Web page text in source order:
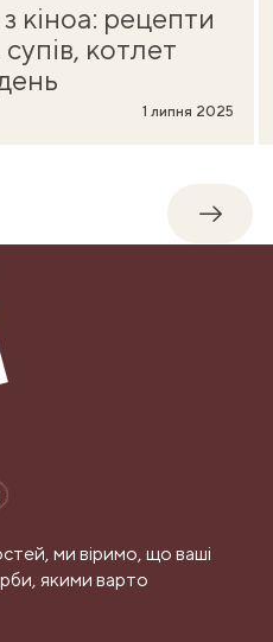
кіноа: рецепти
котлет
1 липня 2025
ми віримо, що ваші
якими варто